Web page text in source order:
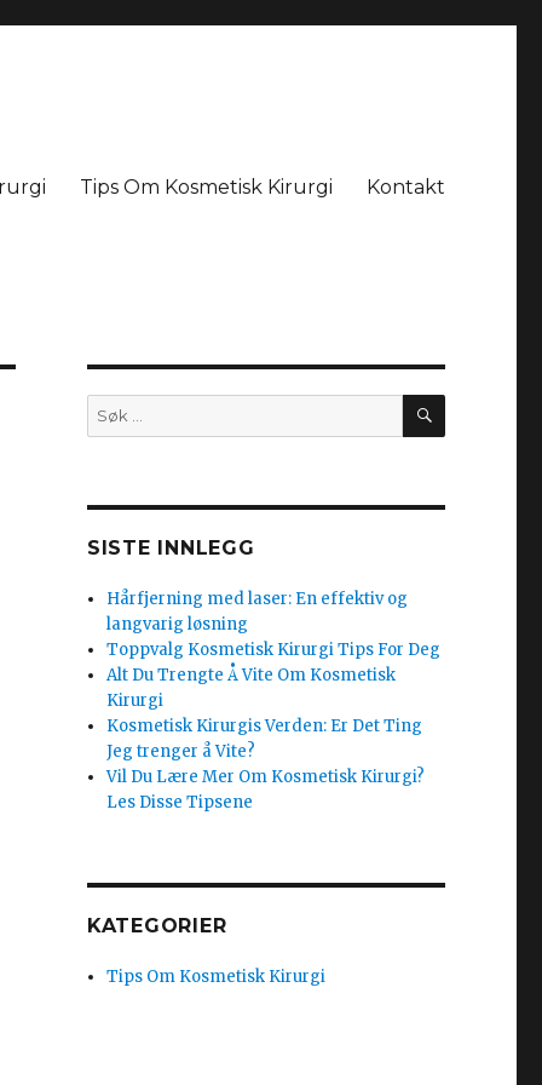
Tips Om Kosmetisk Kirurgi Kontakt
Søk
etter:
SØK
SISTE INNLEGG
Hårfjerning med laser: En effektiv og
langvarig løsning
Toppvalg Kosmetisk Kirurgi Tips For Deg
Alt Du Trengte Å Vite Om Kosmetisk
Kirurgi
Kosmetisk Kirurgis Verden: Er Det Ting
Jeg trenger å Vite?
Vil Du Lære Mer Om Kosmetisk Kirurgi?
Les Disse Tipsene
KATEGORIER
Tips Om Kosmetisk Kirurgi